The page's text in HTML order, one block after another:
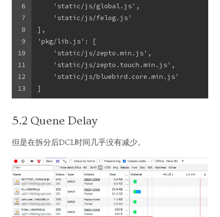
6
7
8
9
10
11
12
13
    'static/js/global.js',
    'static/js/felog.js'
],
'pkg/lib.js': [
    'static/js/zepto.min.js',
    'static/js/zepto.touch.min.js',
    'static/js/bluebird.core.min.js'
]
5.2 Quene Delay
但是在拆分后DCL时间几乎没有减少。